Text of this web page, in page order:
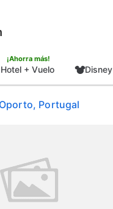
¡Ahorra más!
Hotel + Vuelo Disney
Portugal